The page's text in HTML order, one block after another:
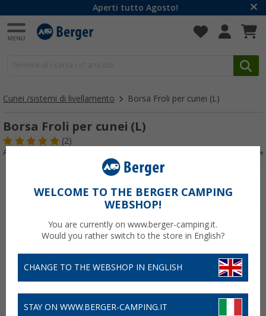
Aperti tutto Agosto!
Cunei /sistemi di livellamento Borsa Froli per cunei (L)
Borsa Froli per cunei (L)
(2)
Articolo n: 528337
WELCOME TO THE BERGER CAMPING
WEBSHOP!
You are currently on www.berger-camping.it.
Would you rather switch to the store in English?
CHANGE TO THE WEBSHOP IN ENGLISH
STAY ON WWW.BERGER-CAMPING.IT